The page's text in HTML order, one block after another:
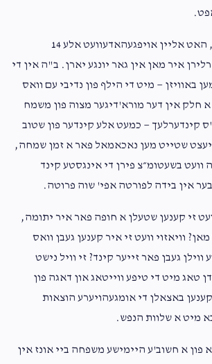
די מאמע, די אלמנה, האט אליין אויפגעהאדעוועט אלע 14
איר מאן אין גאר יונגע יארן. ב"ה אין די
האט מען באוויזן — מיט די הילף פון נדיבי עם וואס
חלק אין דער מורא'דיגער מצוה פון משמח
קינדערלעך — כמעט אלע קינדער פון שטוב
יעצט שטייט מען נאכאמאל פאר א זמן שמחה,
וועט בשעטומ״צ פירן די אינגסטע קינד
אין בידה לפורטה אפי' שוה פרוטה.
זי קענען שטעלן א חופה פאר איר יתומה,
וויאזוי וועט זי איר קענען געבן וואס
געבן פאר זייער קינד? זי וויל נישט
טאג מיט די טיפע ווייטאג און דאגה פון
באצאלן די אומגעהויערע הוצאות
מיט א שלוות הנפש.
פון א חשוב'ע היימישע משפחה ביי אונז אין